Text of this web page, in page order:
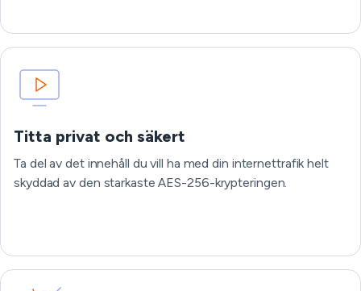
Titta privat och säkert
Ta del av det innehåll du vill ha med din internettrafik helt
skyddad av den starkaste AES-256-krypteringen.